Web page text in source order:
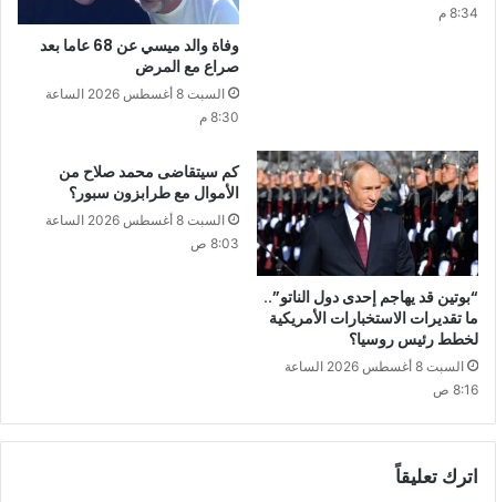
8:34 م
وفاة والد ميسي عن 68 عاما بعد
صراع مع المرض
السبت 8 أغسطس 2026 الساعة
8:30 م
“بوتين قد يهاجم إحدى دول الناتو”..
ما تقديرات الاستخبارات الأمريكية
لخطط رئيس روسيا؟
السبت 8 أغسطس 2026 الساعة
8:16 ص
كم سيتقاضى محمد صلاح من
الأموال مع طرابزون سبور؟
السبت 8 أغسطس 2026 الساعة
8:03 ص
اترك تعليقاً